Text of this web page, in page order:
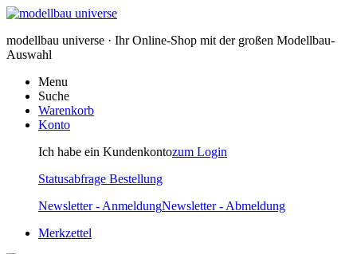
modellbau universe · Ihr Online-Shop mit der großen Modellbau-
Auswahl
Menu
Suche
Warenkorb
Konto
Ich habe ein Kundenkontozum Login
Statusabfrage Bestellung
Newsletter - AnmeldungNewsletter - Abmeldung
Merkzettel